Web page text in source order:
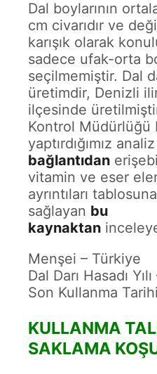
Dal boylarının
cm civarıdır ve
karışık olarak
sadece ufak-orta
seçilmemiştir. Dal
üretimdir, Denizli
ilçesinde
Kontrol Müdürlüğü
yaptırdığımız
bağlantıdan
vitamin ve eser
ayrıntıları
sağlayan bu
kaynaktan
Menşei – Türkiye
Dal Darı Hasadı
Son Kullanma
KULLANMA
SAKLAMA